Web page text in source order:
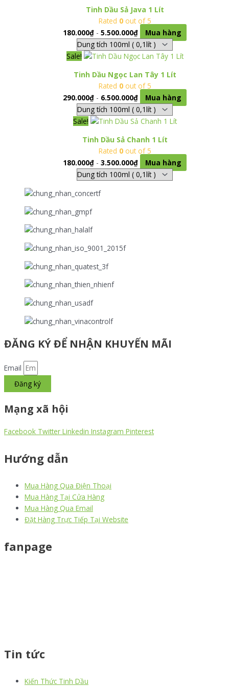
Tinh Dầu Sả Java 1 Lít
Rated 0out of 5
180.000₫- 5.500.000₫ Mua hàng
Sale!
Tinh Dầu Ngọc Lan Tây 1 Lít
Rated 0out of 5
290.000₫- 6.500.000₫ Mua hàng
Sale!
Tinh Dầu Sả Chanh 1 Lít
Rated 0out of 5
180.000₫- 3.500.000₫ Mua hàng
ĐĂNG KÝ ĐỂ NHẬN KHUYẾN MÃI
Email
Đăng ký
Mạng xã hội
Facebook Twitter Linkedin Instagram Pinterest
Hướng dẫn
Mua Hàng Qua Điện Thoại
Mua Hàng Tại Cửa Hàng
Mua Hàng Qua Email
Đặt Hàng Trực Tiếp Tại Website
fanpage
Tin tức
Kiến Thức Tinh Dầu